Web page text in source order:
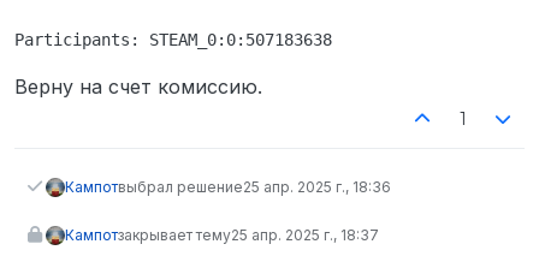
Верну на счет комиссию.
1
Кампотвыбрал решение25 апр. 2025 г., 18:36
Кампотзакрывает тему25 апр. 2025 г., 18:37